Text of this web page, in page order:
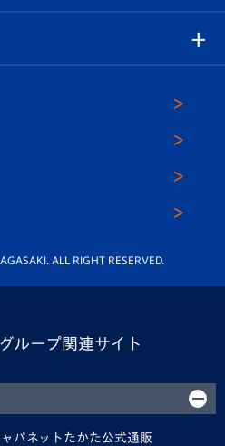
ム
ALL RIGHT RESERVED.
ループ関連サイト
ャパネットたかた公式通販